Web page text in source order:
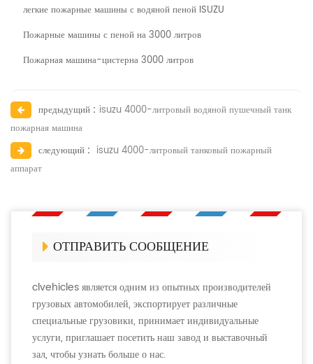
легкие пожарные машины с водяной пеной ISUZU
Пожарные машины с пеной на 3000 литров
Пожарная машина-цистерна 3000 литров
предыдущий : isuzu 4000-литровый водяной пушечный танк
пожарная машина
следующий : isuzu 4000-литровый танковый пожарный
аппарат
ОТПРАВИТЬ СООБЩЕНИЕ
clvehicles является одним из опытных производителей
грузовых автомобилей, экспортирует различные
специальные грузовики, принимает индивидуальные
услуги, приглашает посетить наш завод и выставочный
зал, чтобы узнать больше о нас.